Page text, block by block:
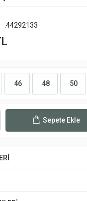
:44292133
46 48 50
Sepete Ekle